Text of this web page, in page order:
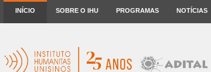
INÍCIO SOBRE O IHU PROGRAMAS NOTÍCIAS